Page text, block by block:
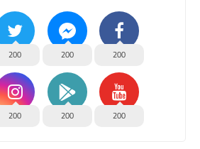
200
200
200
200
200
200